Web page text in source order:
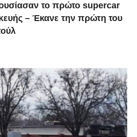
το πρώτο supercar
– Έκανε την πρώτη του